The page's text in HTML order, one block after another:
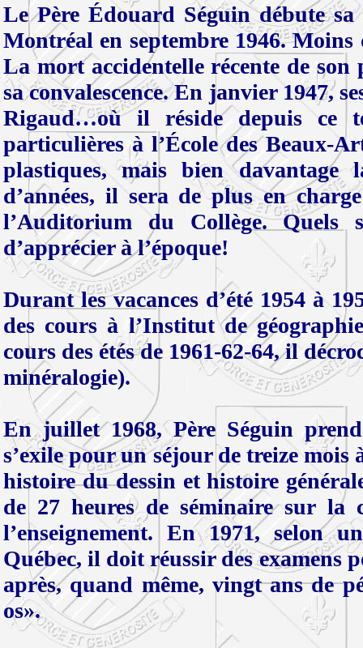
Le Père Édouard Séguin débute sa
Montréal en septembre 1946.
La mort accidentelle récente de son
sa convalescence. En janvier 1947,
Rigaud…où il réside depuis ce
particulières à l’École des Beaux-
plastiques, mais bien davantage
d’années, il sera de plus en
l’Auditorium du Collège. Quels
d’apprécier à l’époque!
Durant les vacances d’été 1954 à
des cours à l’Institut de
cours des étés de 1961-62-64, il
minéralogie).
En juillet 1968, Père Séguin
s’exile pour un séjour de treize
histoire du dessin et histoire
de 27 heures de séminaire sur la
l’enseignement. En 1971, selon
Québec, il doit réussir des examens
après, quand même, vingt ans de
os».